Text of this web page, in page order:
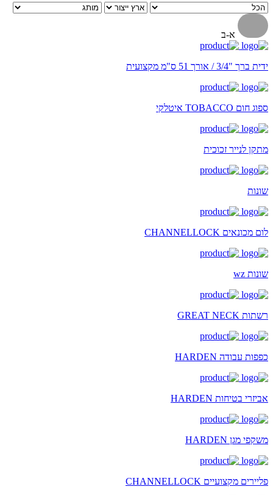
א-ב
ידית ברך "3/4 / אורך 51 ס"מ מקצועית
ספוג חום TOBACCO איטלקי
מתקן לנייר זכוכית
שונות
לום מכונאים CHANNELLOCK
שונות wz
רשתות GREAT NECK
כפפות עבודה HARDEN
אביזרי בטיחות HARDEN
משקפי מגן HARDEN
פליירים מקצועיים CHANNELLOCK